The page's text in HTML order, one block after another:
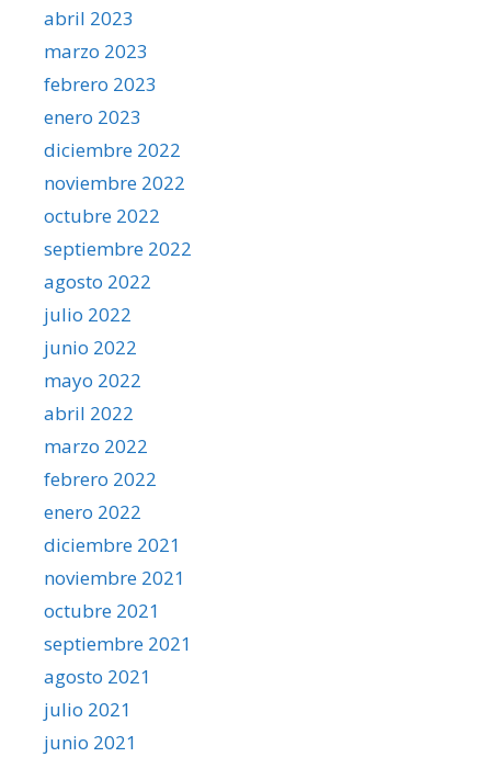
abril 2023
marzo 2023
febrero 2023
enero 2023
diciembre 2022
noviembre 2022
octubre 2022
septiembre 2022
agosto 2022
julio 2022
junio 2022
mayo 2022
abril 2022
marzo 2022
febrero 2022
enero 2022
diciembre 2021
noviembre 2021
octubre 2021
septiembre 2021
agosto 2021
julio 2021
junio 2021